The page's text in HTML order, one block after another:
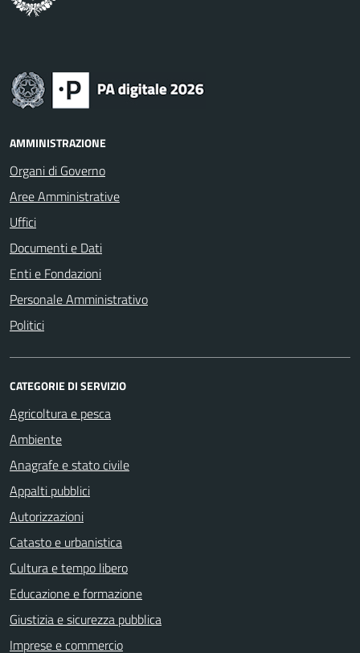
AMMINISTRAZIONE
Organi di Governo
Aree Amministrative
Uffici
Documenti e Dati
Enti e Fondazioni
Personale Amministrativo
Politici
CATEGORIE DI SERVIZIO
Agricoltura e pesca
Ambiente
Anagrafe e stato civile
Appalti pubblici
Autorizzazioni
Catasto e urbanistica
Cultura e tempo libero
Educazione e formazione
Giustizia e sicurezza pubblica
Imprese e commercio